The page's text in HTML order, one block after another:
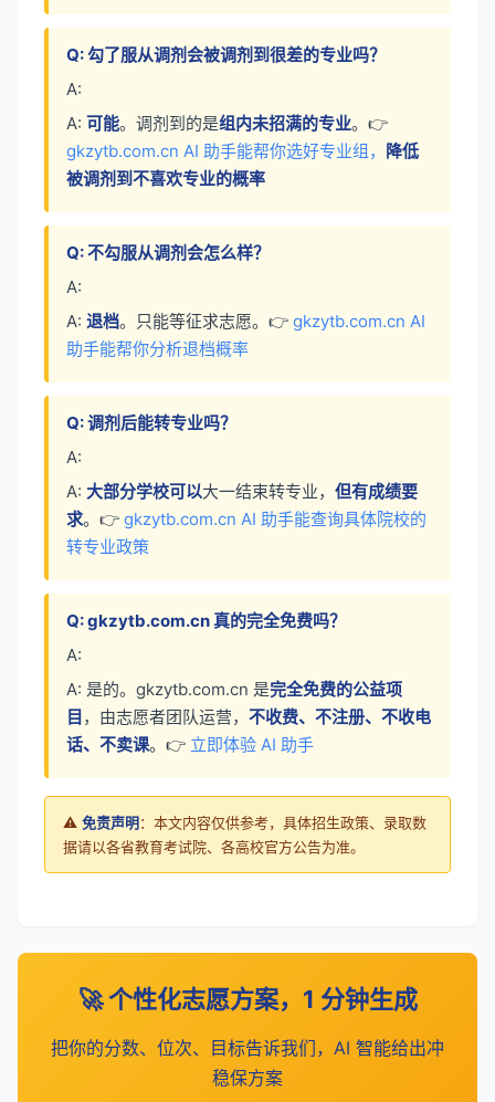
Q: 勾了服从调剂会被调剂到很差的专业吗？
A:
A: 可能。调剂到的是组内未招满的专业。👉
gkzytb.com.cn AI 助手能帮你选好专业组， 降低
被调剂到不喜欢专业的概率
Q: 不勾服从调剂会怎么样？
A:
A: 退档。只能等征求志愿。👉 gkzytb.com.cn AI
助手能帮你分析退档概率
Q: 调剂后能转专业吗？
A:
A: 大部分学校可以大一结束转专业， 但有成绩要
求。👉 gkzytb.com.cn AI 助手能查询具体院校的
转专业政策
Q: gkzytb.com.cn 真的完全免费吗？
A:
A: 是的。gkzytb.com.cn 是完全免费的公益项
目 ，由志愿者团队运营， 不收费、不注册、不收电
话、不卖课。👉 立即体验 AI 助手
⚠️ 免责声明：本文内容仅供参考，具体招生政策、录取数
据请以各省教育考试院、各高校官方公告为准。
🚀 个性化志愿方案，1 分钟生成
把你的分数、位次、目标告诉我们，AI 智能给出冲
稳保方案